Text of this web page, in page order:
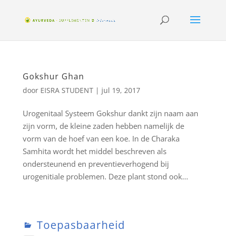
Gokshur Ghan
door EISRA STUDENT| jul 19, 2017
Urogenitaal Systeem Gokshur dankt zijn naam aan
zijn vorm, de kleine zaden hebben namelijk de
vorm van de hoef van een koe. In de Charaka
Samhita wordt het middel beschreven als
ondersteunend en preventieverhogend bij
urogenitiale problemen. Deze plant stond ook...
Toepasbaarheid